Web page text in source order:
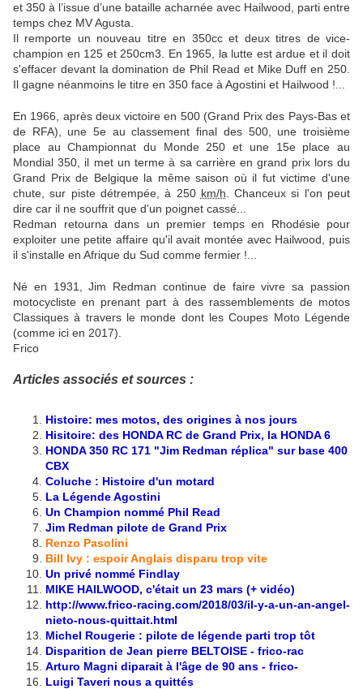
et 350 à l’issue d’une bataille acharnée avec Hailwood, parti entre
temps chez MV Agusta.
Il remporte un nouveau titre en 350cc et deux titres de vice-
champion en 125 et 250cm3. En 1965, la lutte est ardue et il doit
s'effacer devant la domination de Phil Read et Mike Duff en 250.
Il gagne néanmoins le titre en 350 face à Agostini et Hailwood !...
En 1966, après deux victoire en 500 (Grand Prix des Pays-Bas et
de RFA), une 5e au classement final des 500, une troisième
place au Championnat du Monde 250 et une 15e place au
Mondial 350, il met un terme à sa carrière en grand prix lors du
Grand Prix de Belgique la même saison où il fut victime d'une
chute, sur piste détrempée, à 250 km/h . Chanceux si l'on peut
dire car il ne souffrit que d'un poignet cassé...
Redman retourna dans un premier temps en Rhodésie pour
exploiter une petite affaire qu'il avait montée avec Hailwood, puis
il s'installe en Afrique du Sud comme fermier !...
Né en 1931, Jim Redman continue de faire vivre sa passion
motocycliste en prenant part à des rassemblements de motos
Classiques à travers le monde dont les Coupes Moto Légende
(comme ici en 2017).
Frico
Articles associés et sources :
Histoire: mes motos, des origines à nos jours
Hisitoire: des HONDA RC de Grand Prix, la HONDA 6
HONDA 350 RC 171 "Jim Redman réplica" sur base 400
CBX
Coluche : Histoire d'un motard
La Légende Agostini
Un Champion nommé Phil Read
Jim Redman pilote de Grand Prix
Renzo Pasolini
Bill Ivy : espoir Anglais disparu trop vite
Un privé nommé Findlay
MIKE HAILWOOD, c'était un 23 mars (+ vidéo)
http://www.frico-racing.com/2018/03/il-y-a-un-an-angel-
nieto-nous-quittait.html
Michel Rougerie : pilote de légende parti trop tôt
Disparition de Jean pierre BELTOISE - frico-rac
Arturo Magni diparait à l'âge de 90 ans - frico-
Luigi Taveri nous a quittés